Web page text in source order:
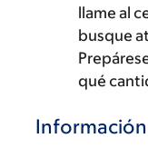
llame al
busque
qué